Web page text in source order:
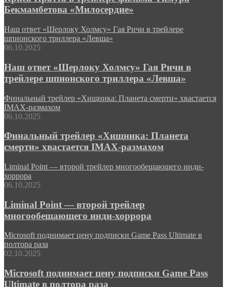
Бекмамбетова «Милосердие»
Наш ответ «Шерлоку Холмсу» Гая Ричи в трейлере
шпионского триллера «Левша»
06.10.2025
Наш ответ «Шерлоку Холмсу» Гая Ричи в
трейлере шпионского триллера «Левша»
Финальный трейлер «Хищника: Планета смерти» хвастается
IMAX-размахом
06.10.2025
Финальный трейлер «Хищника: Планета
смерти» хвастается IMAX-размахом
Liminal Point — второй трейлер многообещающего инди-
хоррора
06.10.2025
Liminal Point — второй трейлер
многообещающего инди-хоррора
Microsoft поднимает цену подписки Game Pass Ultimate в
полтора раза
02.10.2025
Microsoft поднимает цену подписки Game Pass
Ultimate в полтора раза